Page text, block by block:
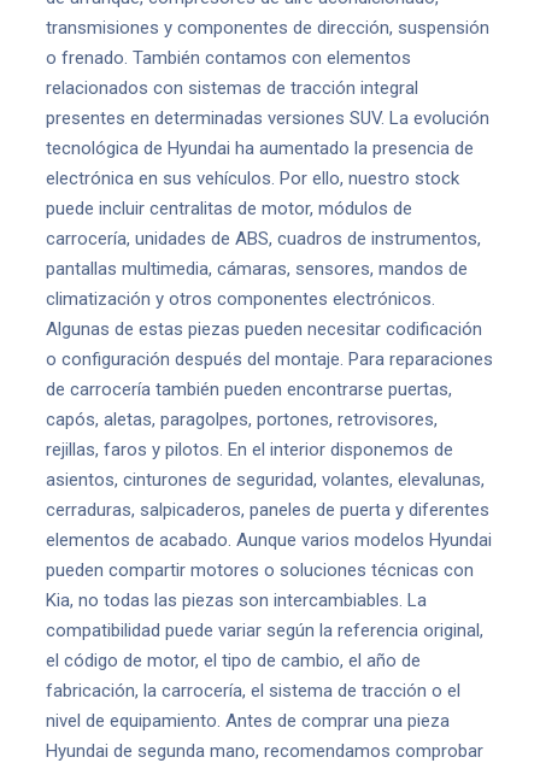
transmisiones y componentes de dirección, suspensión
o frenado. También contamos con elementos
relacionados con sistemas de tracción integral
presentes en determinadas versiones SUV. La evolución
tecnológica de Hyundai ha aumentado la presencia de
electrónica en sus vehículos. Por ello, nuestro stock
puede incluir centralitas de motor, módulos de
carrocería, unidades de ABS, cuadros de instrumentos,
pantallas multimedia, cámaras, sensores, mandos de
climatización y otros componentes electrónicos.
Algunas de estas piezas pueden necesitar codificación
o configuración después del montaje. Para reparaciones
de carrocería también pueden encontrarse puertas,
capós, aletas, paragolpes, portones, retrovisores,
rejillas, faros y pilotos. En el interior disponemos de
asientos, cinturones de seguridad, volantes, elevalunas,
cerraduras, salpicaderos, paneles de puerta y diferentes
elementos de acabado. Aunque varios modelos Hyundai
pueden compartir motores o soluciones técnicas con
Kia, no todas las piezas son intercambiables. La
compatibilidad puede variar según la referencia original,
el código de motor, el tipo de cambio, el año de
fabricación, la carrocería, el sistema de tracción o el
nivel de equipamiento. Antes de comprar una pieza
Hyundai de segunda mano, recomendamos comprobar